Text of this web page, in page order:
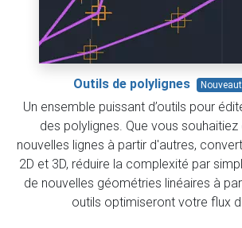
Outils de polylignes
Un ensemble puissant d’outils pour
des polylignes. Que vous
nouvelles lignes à partir d'autres,
2D et 3D, réduire la complexité par
de nouvelles géométries linéaires à
outils optimiseront votre flux